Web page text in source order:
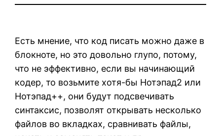
Есть мнение, что код писать можно даже в
блокноте, но это довольно глупо, потому,
что не эффективно, если вы начинающий
кодер, то возьмите хотя-бы Нотэпад2 или
Нотэпад++, они будут подсвечивать
синтаксис, позволят открывать несколько
файлов во вкладках, сравнивать файлы,